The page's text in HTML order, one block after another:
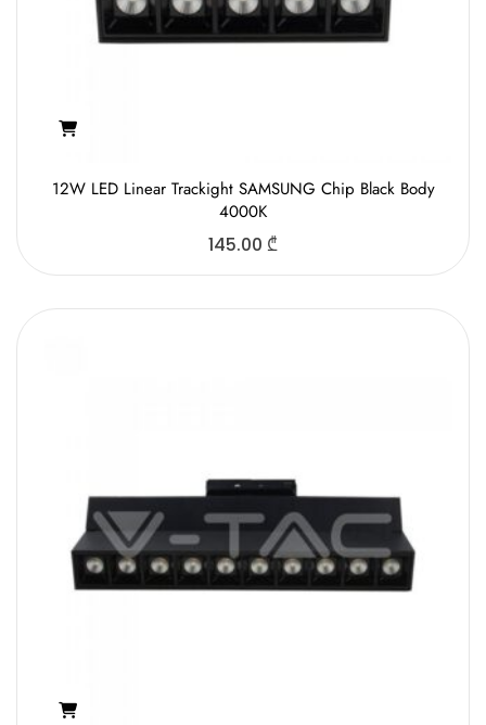
12W LED Linear Trackight SAMSUNG Chip Black Body
4000K
145.00 ₾